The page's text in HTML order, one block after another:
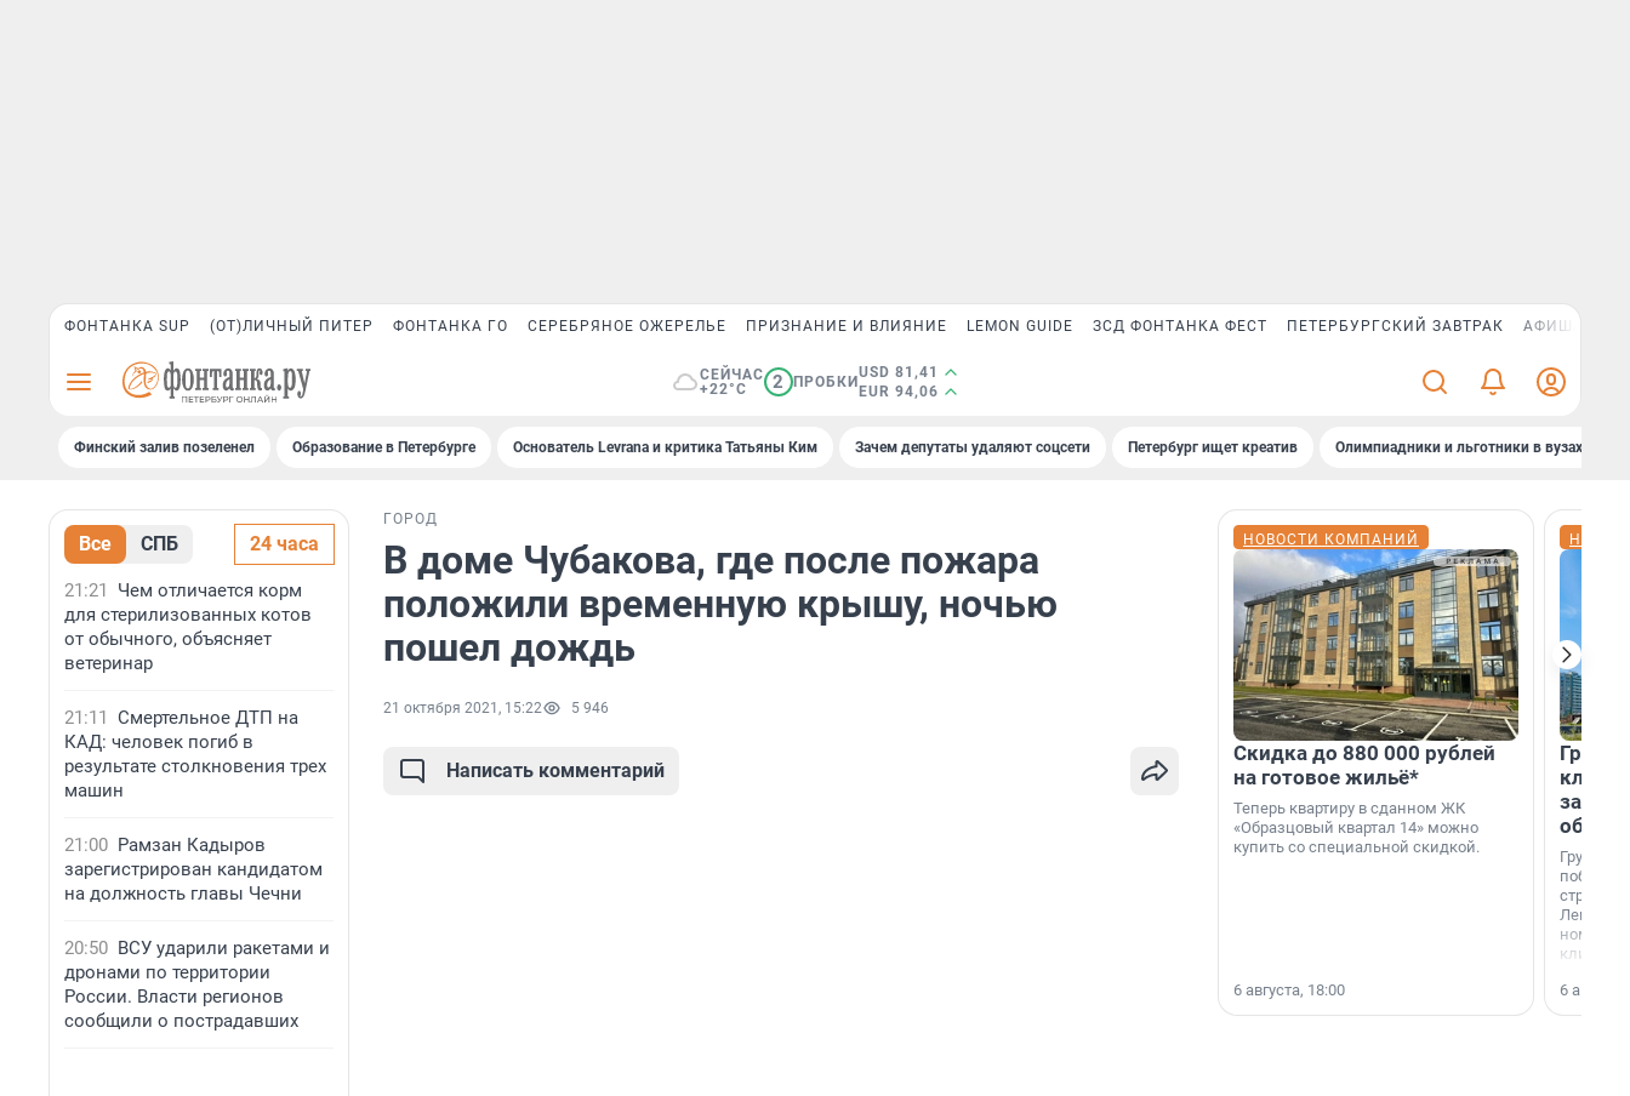
ФОНТАНКА SUP (ОТ)ЛИЧНЫЙ ПИТЕР ФОНТАНКА ГО СЕРЕБРЯНОЕ ОЖЕРЕЛЬЕ ПРИЗНАНИЕ И ВЛИЯНИЕ LEMON GUIDE ЗСД ФОНТАНКА ФЕСТ ПЕТЕРБУРГСКИЙ ЗАВТРАК АФИША PLUS
СЕЙЧАС
+22°C
2 ПРОБКИ
USD 81,41
EUR 94,06
Финский залив позеленел Образование в Петербурге Основатель Levrana и критика Татьяны Ким Зачем депутаты удаляют соцсети Петербург ищет креатив Олимпиадники и льготники в вузах СПб
Все СПБ 24 часа
21:21
Чем отличается корм
для стерилизованных котов
от обычного, объясняет
ветеринар
21:11 Смертельное ДТП на
КАД: человек погиб в
результате столкновения трех
машин
21:00 Рамзан Кадыров
зарегистрирован кандидатом
на должность главы Чечни
20:50 ВСУ ударили ракетами и
дронами по территории
России. Власти регионов
сообщили о пострадавших
ГОРОД
В доме Чубакова, где после пожара
положили временную крышу, ночью
пошел дождь
21 октября 2021, 15:22 5 946
Написать комментарий
НОВОСТИ КОМПАНИЙ
Скидка до 880 000 рублей
на готовое жильё*
Теперь квартиру в сданном ЖК
«Образцовый квартал 14» можно
купить со специальной скидкой.
6 августа, 18:00
Группа
области».
6